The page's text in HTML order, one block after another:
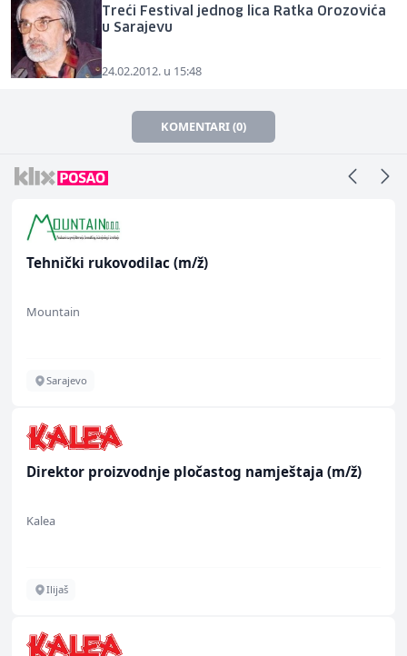
Treći Festival jednog lica Ratka Orozovića
u Sarajevu
24.02.2012. u 15:48
KOMENTARI (0)
Tehnički rukovodilac (m/ž)
Mountain
Sarajevo
Direktor proizvodnje pločastog namještaja (m/ž)
Kalea
Ilijaš